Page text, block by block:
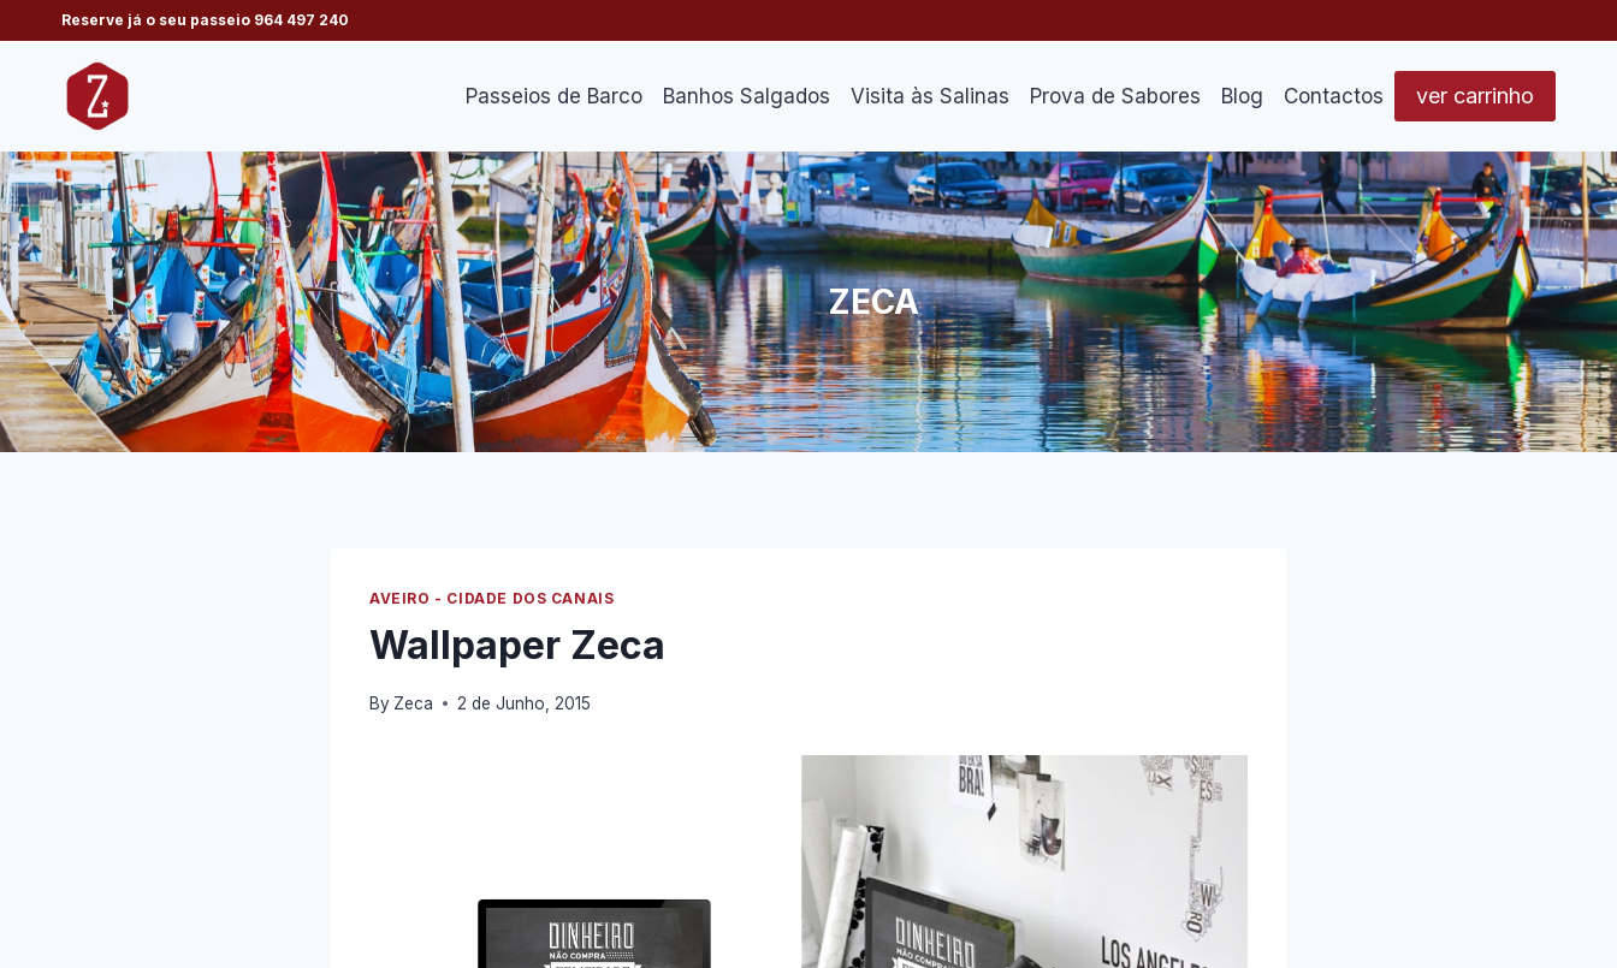
to
content
Reserve já o seu passeio 964 497 240
ver carrinho
Passeios de Barco Banhos Salgados Visita às Salinas Prova de Sabores Blog Contactos
ZECA
AVEIRO - CIDADE DOS CANAIS
Wallpaper Zeca
By Zeca 2 de Junho, 2015